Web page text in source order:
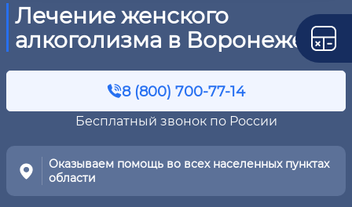
Лечение женского
алкоголизма в Воронеже
8 (800) 700-77-14
Бесплатный звонок по России
Оказываем помощь во всех населенных пунктах
области